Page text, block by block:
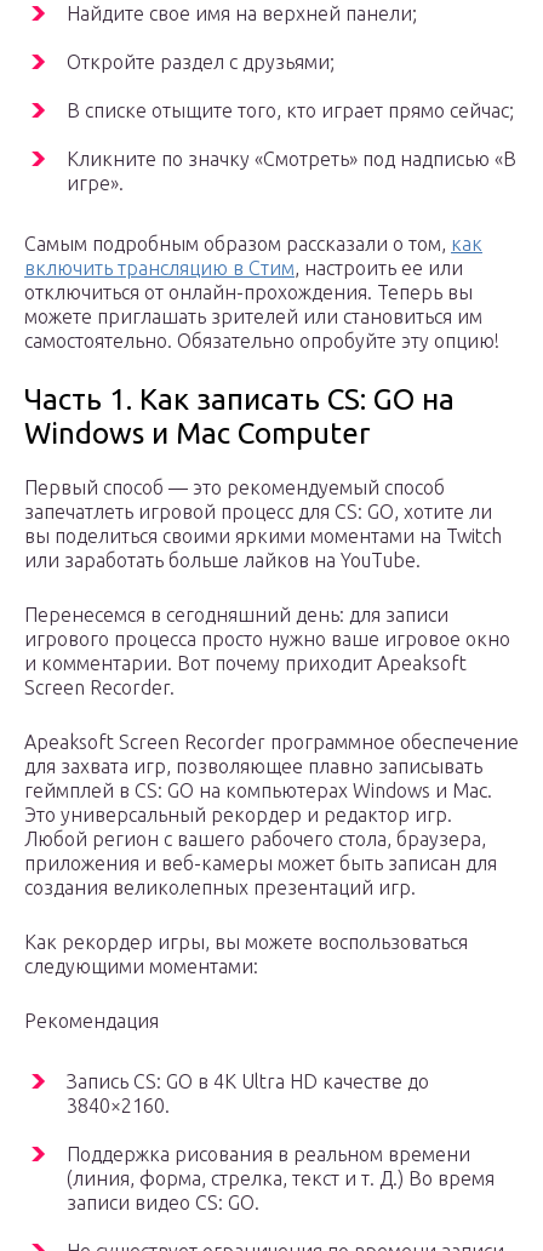
Найдите свое имя на верхней панели;
Откройте раздел с друзьями;
В списке отыщите того, кто играет прямо сейчас;
Кликните по значку «Смотреть» под надписью «В
игре».
Самым подробным образом рассказали о том, как
включить трансляцию в Стим, настроить ее или
отключиться от онлайн-прохождения. Теперь вы
можете приглашать зрителей или становиться им
самостоятельно. Обязательно опробуйте эту опцию!
Часть 1. Как записать CS: GO на
Windows и Mac Computer
Первый способ — это рекомендуемый способ
запечатлеть игровой процесс для CS: GO, хотите ли
вы поделиться своими яркими моментами на Twitch
или заработать больше лайков на YouTube.
Перенесемся в сегодняшний день: для записи
игрового процесса просто нужно ваше игровое окно
и комментарии. Вот почему приходит Apeaksoft
Screen Recorder.
Apeaksoft Screen Recorder программное обеспечение
для захвата игр, позволяющее плавно записывать
геймплей в CS: GO на компьютерах Windows и Mac.
Это универсальный рекордер и редактор игр.
Любой регион с вашего рабочего стола, браузера,
приложения и веб-камеры может быть записан для
создания великолепных презентаций игр.
Как рекордер игры, вы можете воспользоваться
следующими моментами:
Рекомендация
Запись CS: GO в 4K Ultra HD качестве до
3840×2160.
Поддержка рисования в реальном времени
(линия, форма, стрелка, текст и т. Д.) Во время
записи видео CS: GO.